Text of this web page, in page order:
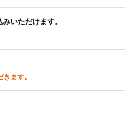
いただけます。
ます。